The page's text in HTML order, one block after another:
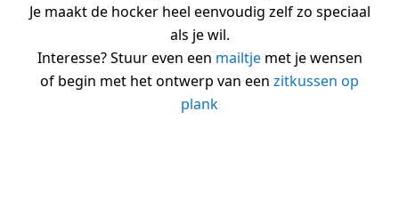
Je maakt de hocker heel eenvoudig zelf zo speciaal
als je wil.
Interesse? Stuur even een mailtjemet je wensen
of begin met het ontwerp van een zitkussen op
plank